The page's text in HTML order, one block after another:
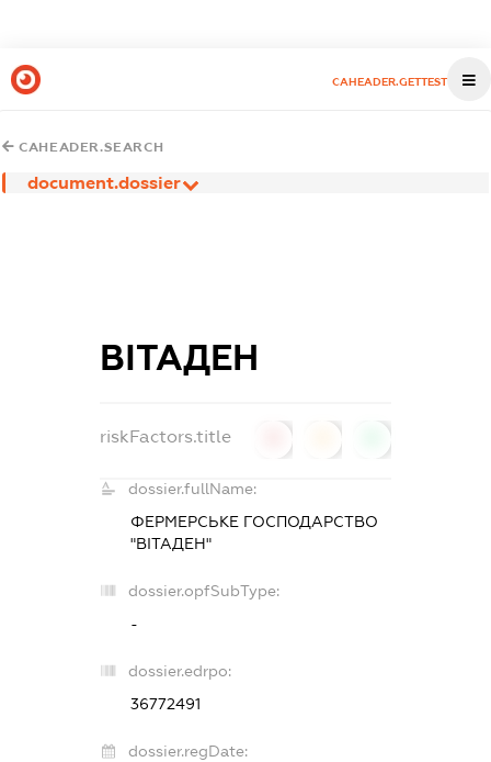
CAHEADER.GETTEST
CAHEADER.SEARCH
document.dossier
ВІТАДЕН
riskFactors.title
dossier.fullName:
ФЕРМЕРСЬКЕ ГОСПОДАРСТВО
"ВІТАДЕН"
dossier.opfSubType:
-
dossier.edrpo:
36772491
dossier.regDate: